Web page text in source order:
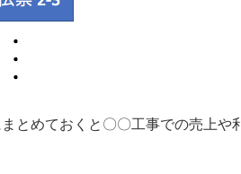
とめておくと〇〇工事での売上や